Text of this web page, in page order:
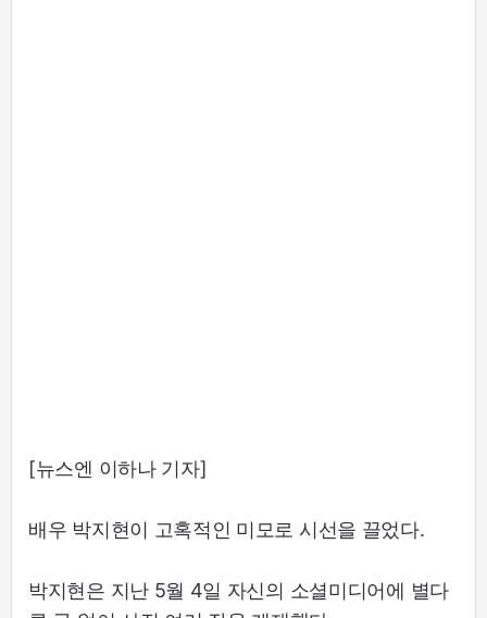
[뉴스엔 이하나 기자]
배우 박지현이 고혹적인 미모로 시선을 끌었다.
박지현은 지난 5월 4일 자신의 소셜미디어에 별다